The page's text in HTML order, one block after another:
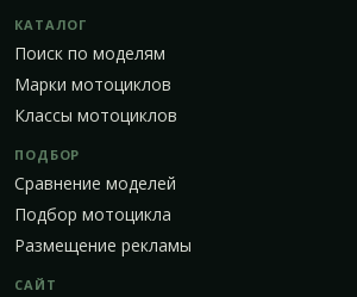
КАТАЛОГ
Поиск по моделям
Марки мотоциклов
Классы мотоциклов
ПОДБОР
Сравнение моделей
Подбор мотоцикла
Размещение рекламы
САЙТ